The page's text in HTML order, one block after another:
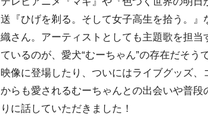
送『ひげを剃る。そして女子高生を拾う。
織さん。アーティストとしても主題歌を担
ているのが、愛犬“むーちゃん”の存在だそ
映像に登場したり、ついにはライブグッズ
からも愛されるむーちゃんとの出会いや普
りに話していただきました！